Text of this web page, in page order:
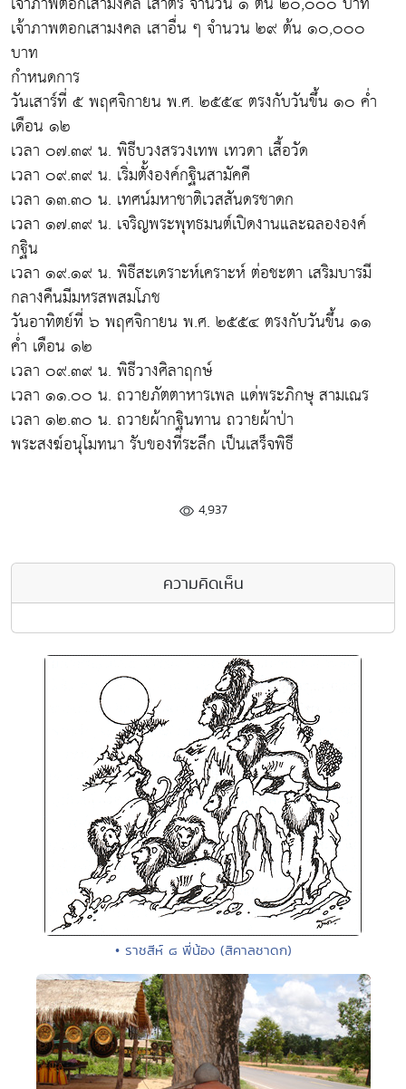
เจ้าภาพตอกเสามงคล เสาอื่น ๆ จำนวน ๒๙ ต้น ๑๐,๐๐๐
บาท
กำหนดการ
วันเสาร์ที่ ๕ พฤศจิกายน พ.ศ. ๒๕๕๔ ตรงกับวันขึ้น ๑๐ ค่ำ
เดือน ๑๒
เวลา ๐๗.๓๙ น. พิธีบวงสรวงเทพ เทวดา เสื้อวัด
เวลา ๐๙.๓๙ น. เริ่มตั้งองค์กฐินสามัคคี
เวลา ๑๓.๓๐ น. เทศน์มหาชาติเวสสันดรชาดก
เวลา ๑๗.๓๙ น. เจริญพระพุทธมนต์เปิดงานและฉลององค์
กฐิน
เวลา ๑๙.๑๙ น. พิธีสะเดราะห์เคราะห์ ต่อชะตา เสริมบารมี
กลางคืนมีมหรสพสมโภช
วันอาทิตย์ที่ ๖ พฤศจิกายน พ.ศ. ๒๕๕๔ ตรงกับวันขึ้น ๑๑
ค่ำ เดือน ๑๒
เวลา ๐๙.๓๙ น. พิธีวางศิลาฤกษ์
เวลา ๑๑.๐๐ น. ถวายภัตตาหารเพล แด่พระภิกษุ สามเณร
เวลา ๑๒.๓๐ น. ถวายผ้ากฐินทาน ถวายผ้าป่า
พระสงฆ์อนุโมทนา รับของที่ระลึก เป็นเสร็จพิธี
4,937
ความคิดเห็น
• ราชสีห์ ๘ พี่น้อง (สิคาลชาดก)